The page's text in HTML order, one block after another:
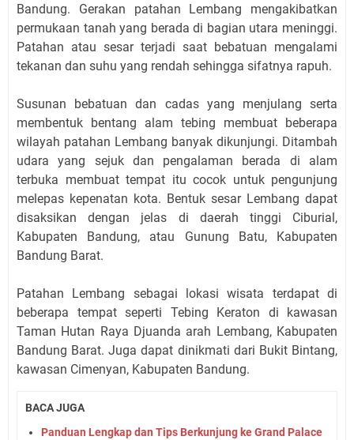
Bandung. Gerakan patahan Lembang mengakibatkan
permukaan tanah yang berada di bagian utara meninggi.
Patahan atau sesar terjadi saat bebatuan mengalami
tekanan dan suhu yang rendah sehingga sifatnya rapuh.
Susunan bebatuan dan cadas yang menjulang serta
membentuk bentang alam tebing membuat beberapa
wilayah patahan Lembang banyak dikunjungi. Ditambah
udara yang sejuk dan pengalaman berada di alam
terbuka membuat tempat itu cocok untuk pengunjung
melepas kepenatan kota. Bentuk sesar Lembang dapat
disaksikan dengan jelas di daerah tinggi Ciburial,
Kabupaten Bandung, atau Gunung Batu, Kabupaten
Bandung Barat.
Patahan Lembang sebagai lokasi wisata terdapat di
beberapa tempat seperti Tebing Keraton di kawasan
Taman Hutan Raya Djuanda arah Lembang, Kabupaten
Bandung Barat. Juga dapat dinikmati dari Bukit Bintang,
kawasan Cimenyan, Kabupaten Bandung.
BACA JUGA
Panduan Lengkap dan Tips Berkunjung ke Grand Palace